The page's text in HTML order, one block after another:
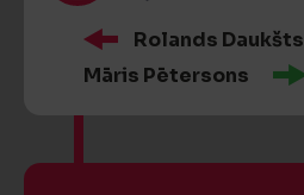
Rolands Daukšts
Māris Pētersons